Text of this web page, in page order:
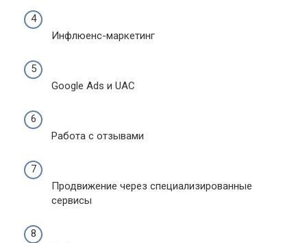
Инфлюенс-маркетинг
Google Ads и UAC
Работа с отзывами
Продвижение через специализированные
сервисы